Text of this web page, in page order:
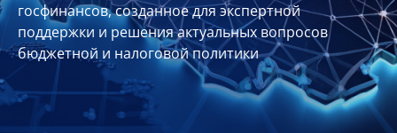
Участники
Планы
отчеты
Контакты
госфинансов, созданное для экспертной
поддержки и решения актуальных вопросов
бюджетной и налоговой политики